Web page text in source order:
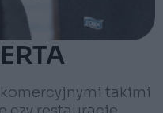
takimi